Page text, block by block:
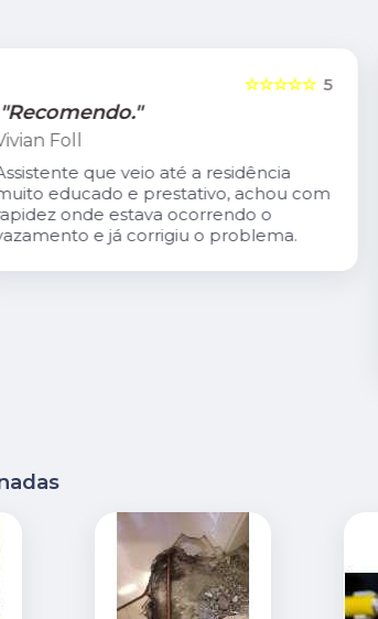
achou com
o
"Empresa com
Jheneffer Santos
Sou muito grata a
Preço justo, serviços de
ótimos profissionais
atendimento
operacional. Não
sou sempre muito
empresa. Empresa